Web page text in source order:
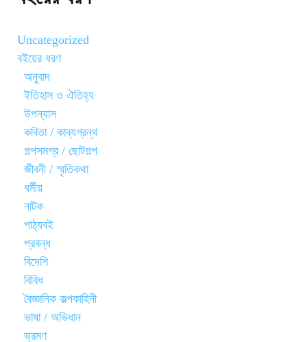
Uncategorized
বইয়ের ধরণ
অনুবাদ
ইতিহাস ও ঐতিহ্য
উপন্যাস
কবিতা / কাব্যগ্রন্থ
গল্পসমগ্র / ছোটগল্প
জীবনী / স্মৃতিকথা
ধর্মীয়
নাটক
পাঠ্যবই
প্রবন্ধ
বিদেশি
বিবিধ
বৈজ্ঞানিক কল্পকাহিনী
ভাষা / অভিধান
ভ্রমণ